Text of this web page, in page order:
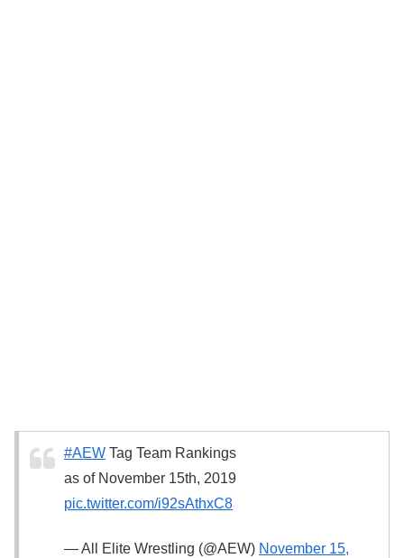
#AEW Tag Team Rankings
as of November 15th, 2019
pic.twitter.com/i92sAthxC8
— All Elite Wrestling (@AEW) November 15,